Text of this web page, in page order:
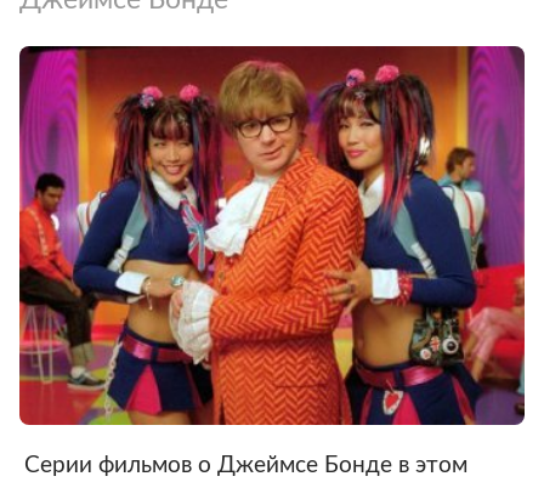
Серии фильмов о Джеймсе Бонде в этом